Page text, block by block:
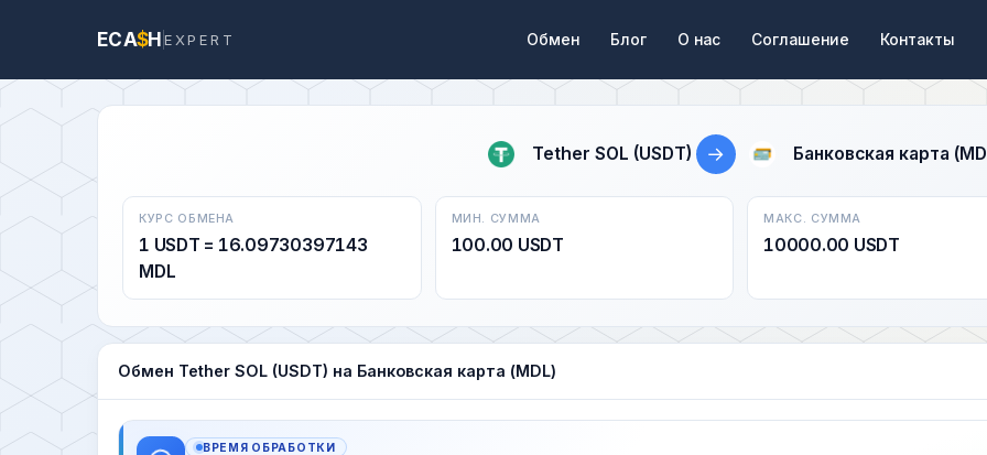
ECA$HEXPERT Обмен Блог О нас Соглашение Контакты
Tether SOL (USDT) → Банковская карта
КУРС ОБМЕНА
1 USDT = 16.09730397143
MDL
МИН. СУММА
100.00 USDT
МАКС. СУММА
10000.00 USDT
Обмен Tether SOL (USDT) на Банковская карта (MDL)
ВРЕМЯ ОБРАБОТКИ